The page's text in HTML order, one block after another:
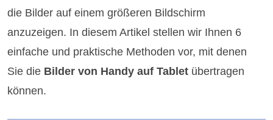
die Bilder auf einem größeren Bildschirm
anzuzeigen. In diesem Artikel stellen wir Ihnen 6
einfache und praktische Methoden vor, mit denen
Sie die Bilder von Handy auf Tablet übertragen
können.